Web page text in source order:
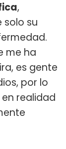
,
solo su
me ha
es gente
por lo
realidad